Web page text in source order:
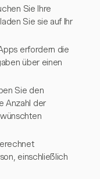
Sie Ihre
Sie sie auf Ihr
erfordern die
über einen
Sie den
Anzahl der
einschließlich